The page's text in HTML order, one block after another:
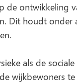
de ontwikkeling
Dit houdt onder
als de
wijkbewoners te